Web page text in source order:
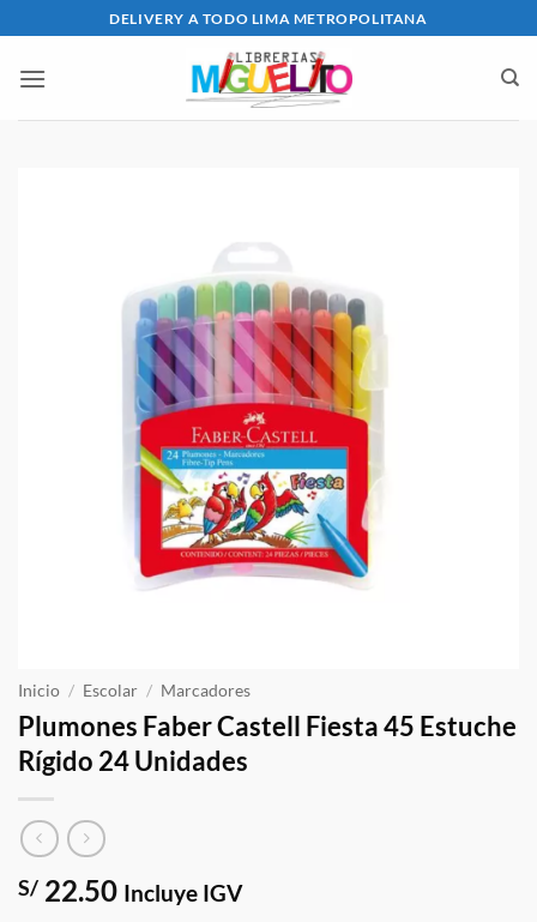
al
contenido
DELIVERY A TODO LIMA METROPOLITANA
Inicio / Escolar / Marcadores
Plumones Faber Castell Fiesta 45 Estuche
Rígido 24 Unidades
S/ 22.50 Incluye IGV